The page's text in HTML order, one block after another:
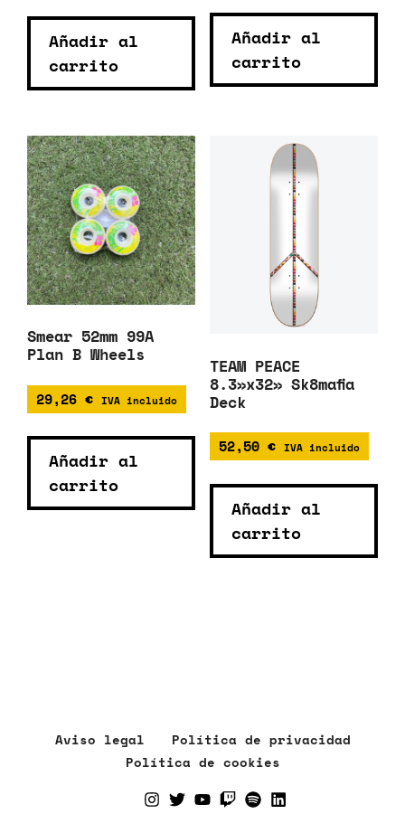
Añadir al
carrito
Añadir al
carrito
Smear 52mm 99A
Plan B Wheels
29,26 € IVA incluido
Añadir al
carrito
TEAM PEACE
8.3»x32» Sk8mafia
Deck
52,50 € IVA incluido
Añadir al
carrito
Aviso legal
Política de privacidad
Política de cookies